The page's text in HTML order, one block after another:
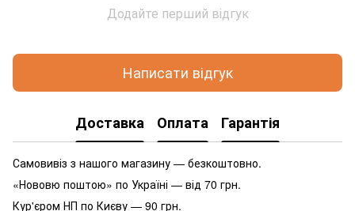
Додайте перший відгук
Написати відгук
Доставка Оплата Гарантія
Самовивіз з нашого магазину — безкоштовно.
«Нововю поштою» по Україні — від 70 грн.
Кур'єром НП по Києву — 90 грн.